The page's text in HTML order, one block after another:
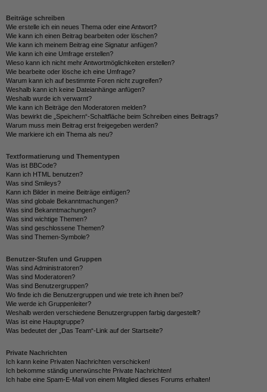
Beiträge schreiben
Wie erstelle ich ein neues Thema oder eine Antwort?
Wie kann ich einen Beitrag bearbeiten oder löschen?
Wie kann ich meinem Beitrag eine Signatur anfügen?
Wie kann ich eine Umfrage erstellen?
Wieso kann ich nicht mehr Antwortmöglichkeiten erstellen?
Wie bearbeite oder lösche ich eine Umfrage?
Warum kann ich auf bestimmte Foren nicht zugreifen?
Weshalb kann ich keine Dateianhänge anfügen?
Weshalb wurde ich verwarnt?
Wie kann ich Beiträge den Moderatoren melden?
Was bewirkt die „Speichern“-Schaltfläche beim Schreiben eines Beitrags?
Warum muss mein Beitrag erst freigegeben werden?
Wie markiere ich ein Thema als neu?
Textformatierung und Thementypen
Was ist BBCode?
Kann ich HTML benutzen?
Was sind Smileys?
Kann ich Bilder in meine Beiträge einfügen?
Was sind globale Bekanntmachungen?
Was sind Bekanntmachungen?
Was sind wichtige Themen?
Was sind geschlossene Themen?
Was sind Themen-Symbole?
Benutzer-Stufen und Gruppen
Was sind Administratoren?
Was sind Moderatoren?
Was sind Benutzergruppen?
Wo finde ich die Benutzergruppen und wie trete ich ihnen bei?
Wie werde ich Gruppenleiter?
Weshalb werden verschiedene Benutzergruppen farbig dargestellt?
Was ist eine Hauptgruppe?
Was bedeutet der „Das Team“-Link auf der Startseite?
Private Nachrichten
Ich kann keine Privaten Nachrichten verschicken!
Ich bekomme ständig unerwünschte Private Nachrichten!
Ich habe eine Spam-E-Mail von einem Mitglied dieses Forums erhalten!